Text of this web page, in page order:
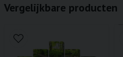
Vergelijkbare producten